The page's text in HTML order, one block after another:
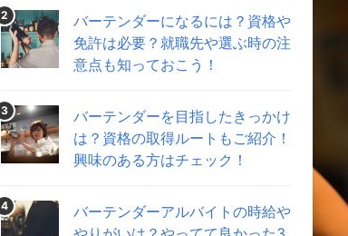
2
バーテンダーになるには？資格や
免許は必要？就職先や選ぶ時の注
意点も知っておこう！
3
バーテンダーを目指したきっかけ
は？資格の取得ルートもご紹介！
興味のある方はチェック！
4
バーテンダーアルバイトの時給や